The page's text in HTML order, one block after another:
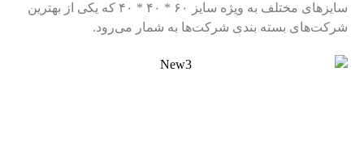
سایزهای مختلف به ویژه سایز ۶۰ * ۴۰ * ۴۰ که یکی از بهترین
شرکت‌های بسته بندی شرکت‌ها به شمار می‌رود.